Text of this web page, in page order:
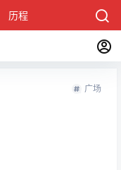
历程 关于
广场